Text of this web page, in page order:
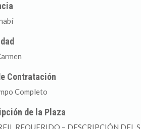
Contratación
Completo
de la Plaza
REQUERIDO – DESCRIPCIÓN DEL